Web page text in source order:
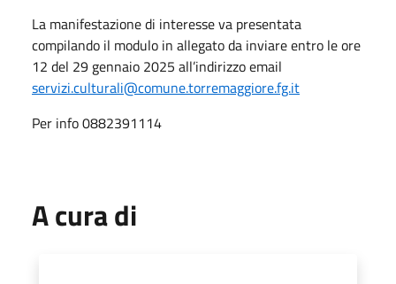
La manifestazione di interesse va presentata
compilando il modulo in allegato da inviare entro le ore
12 del 29 gennaio 2025 all’indirizzo email
servizi.culturali@comune.torremaggiore.fg.it
Per info 0882391114
A cura di